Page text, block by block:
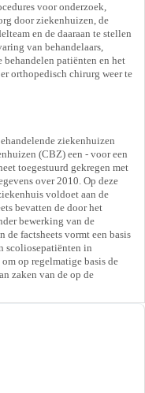
voor onderzoek,
door ziekenhuizen, de
en de daaraan te stellen
van behandelaars,
patiënten en het
orthopedisch chirurg weer te
ziekenhuizen
(CBZ) een - voor een
toegestuurd gekregen met
over 2010. Op deze
voldoet aan de
bevatten de door het
bewerking van de
factsheets vormt een basis
scoliosepatiënten in
op regelmatige basis de
zaken van de op de